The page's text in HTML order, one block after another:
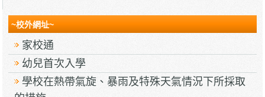
~校外網址~
家校通
幼兒首次入學
學校在熱帶氣旋、暴雨及特殊天氣情況下所採取